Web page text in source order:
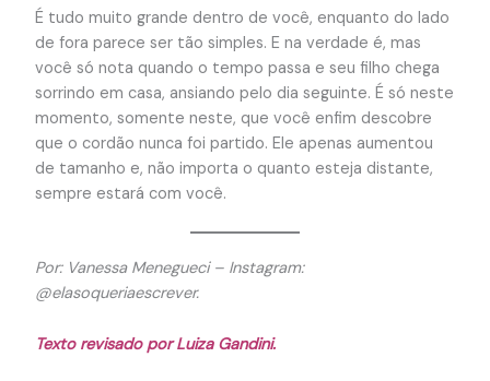
É tudo muito grande dentro de você, enquanto do lado
de fora parece ser tão simples. E na verdade é, mas
você só nota quando o tempo passa e seu filho chega
sorrindo em casa, ansiando pelo dia seguinte. É só neste
momento, somente neste, que você enfim descobre
que o cordão nunca foi partido. Ele apenas aumentou
de tamanho e, não importa o quanto esteja distante,
sempre estará com você.
Por: Vanessa Menegueci – Instagram:
@elasoqueriaescrever.
Texto revisado por Luiza Gandini.